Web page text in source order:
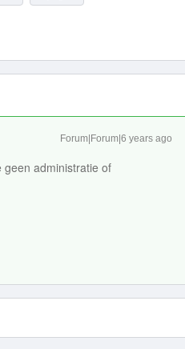
Forum|Forum|6 years ago
geen administratie of